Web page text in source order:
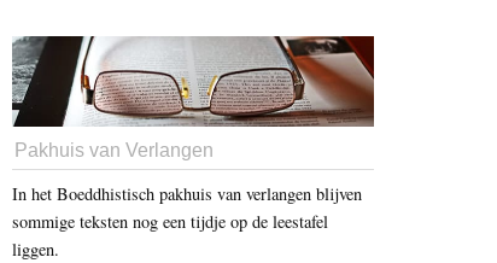
Pakhuis van Verlangen
In het Boeddhistisch pakhuis van verlangen blijven
sommige teksten nog een tijdje op de leestafel
liggen.